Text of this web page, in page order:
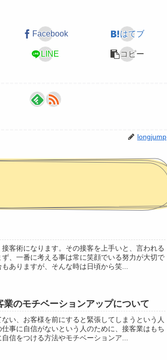
Facebook はてブ
LINE コピー
longjump
客術になります。その接客を上手いと、言われる
、一番に考える事は常に笑顔でいる努力が大切で
ありますが、そんな時は日頃から笑...
のモチベーションアップについて
い、お客様を前にすると緊張してしまうという人
事に自信がないという人のために、接客業はもち
信をつける方法やモチベーションア...